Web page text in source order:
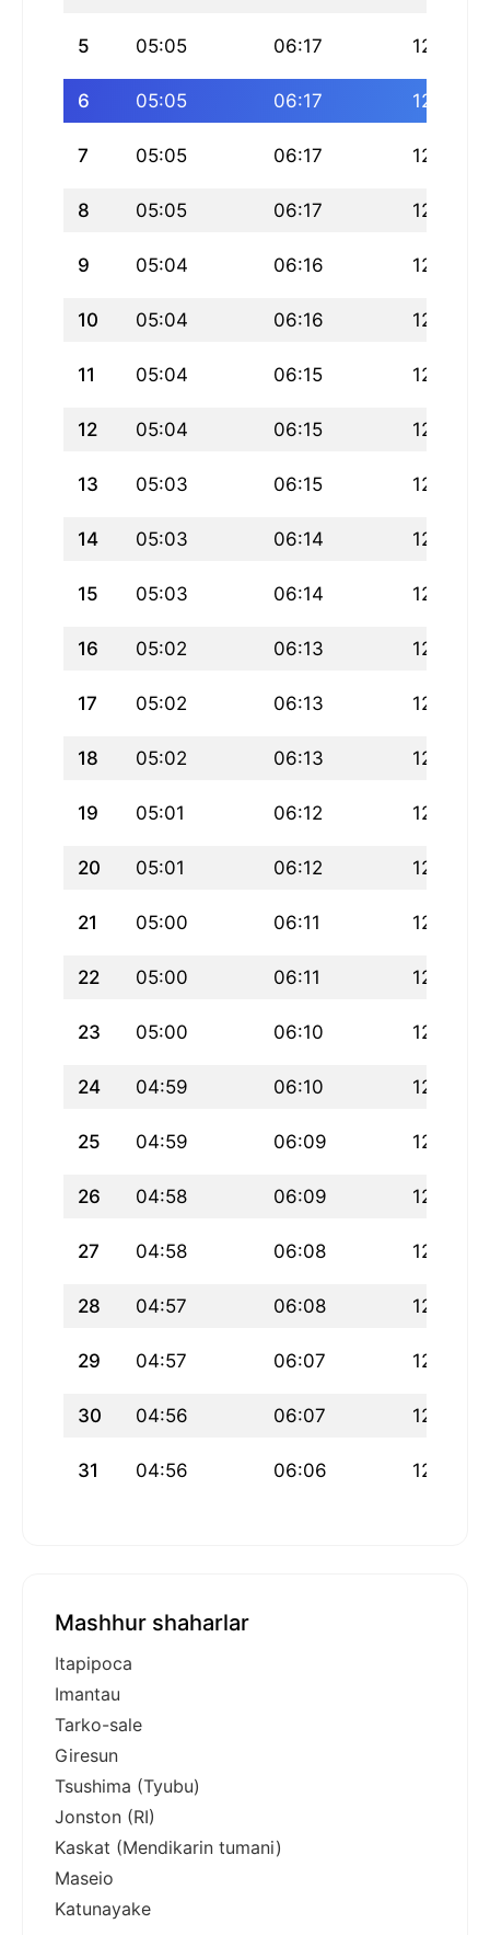
5 05:05 06:17 12:10
6 05:05 06:17 12:10
7 05:05 06:17 12:09
8 05:05 06:17 12:09
9 05:04 06:16 12:09
10 05:04 06:16 12:09
11 05:04 06:15 12:09
12 05:04 06:15 12:09
13 05:03 06:15 12:08
14 05:03 06:14 12:08
15 05:03 06:14 12:08
16 05:02 06:13 12:08
17 05:02 06:13 12:08
18 05:02 06:13 12:07
19 05:01 06:12 12:07
20 05:01 06:12 12:07
21 05:00 06:11 12:07
22 05:00 06:11 12:06
23 05:00 06:10 12:06
24 04:59 06:10 12:06
25 04:59 06:09 12:06
26 04:58 06:09 12:05
27 04:58 06:08 12:05
28 04:57 06:08 12:05
29 04:57 06:07 12:05
30 04:56 06:07 12:04
31 04:56 06:06 12:04
Mashhur shaharlar
Itapipoca
Imantau
Tarko-sale
Giresun
Tsushima (Tyubu)
Jonston (RI)
Kaskat (Mendikarin tumani)
Maseio
Katunayake